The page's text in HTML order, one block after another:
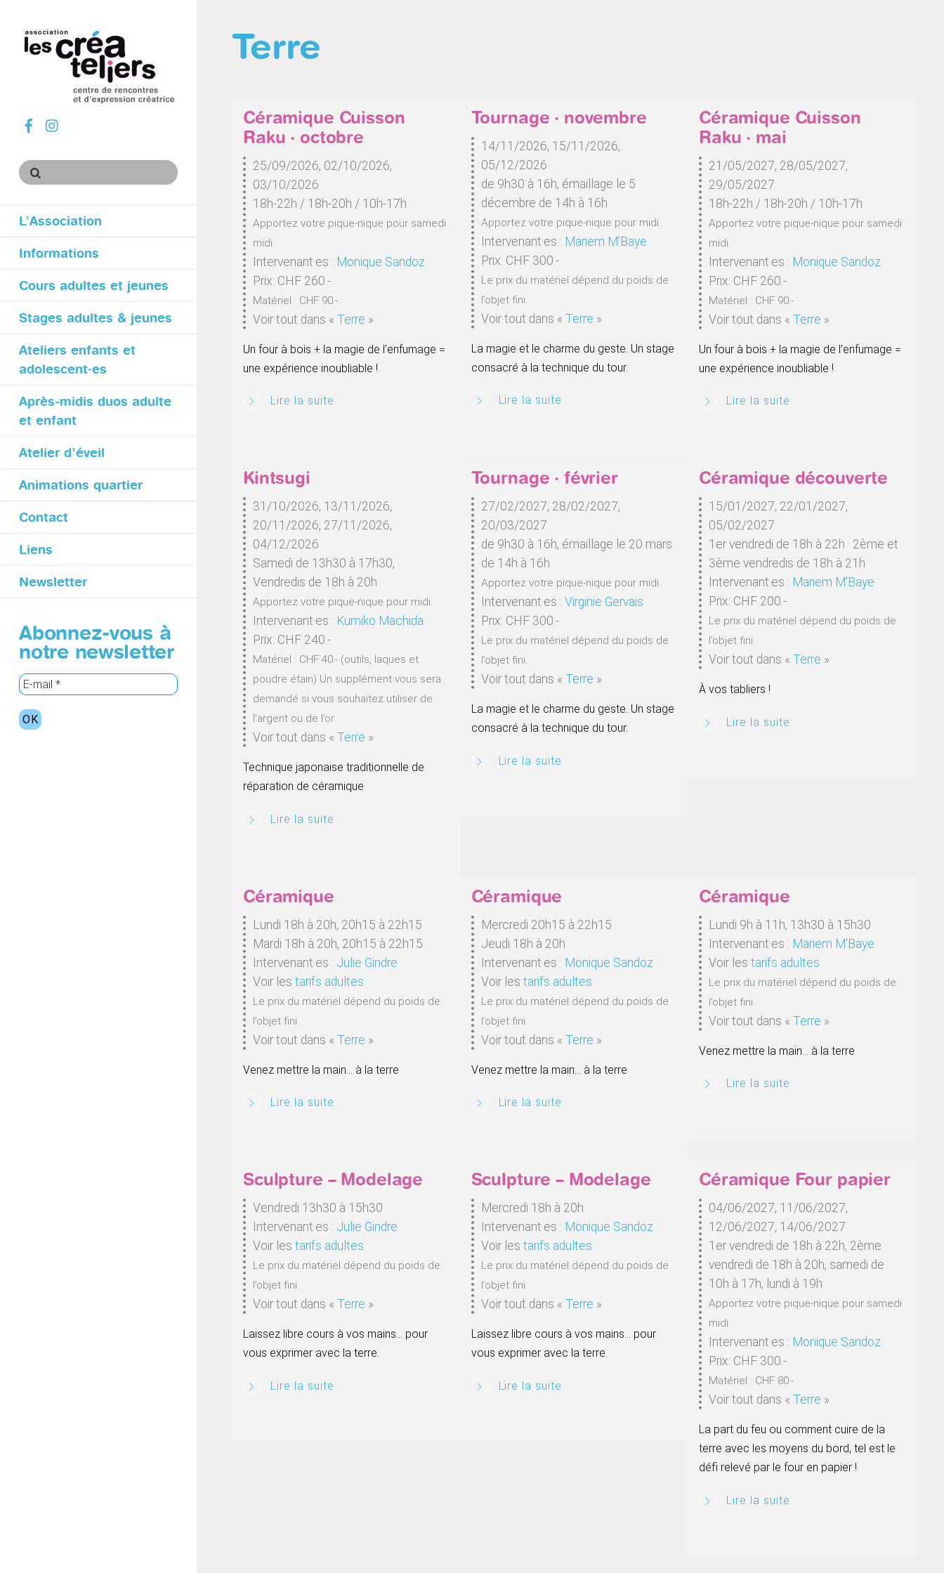
sur
facebook
L’Association
Informations
Cours adultes et jeunes
Stages adultes & jeunes
Ateliers enfants et
adolescent·es
Après-midis duos adulte
et enfant
Atelier d’éveil
Animations quartier
Contact
Liens
Newsletter
Abonnez-vous à
notre newsletter
Terre
Céramique Cuisson
Raku · octobre
25/09/2026, 02/10/2026,
03/10/2026
18h-22h / 18h-20h / 10h-17h
Apportez votre pique-nique pour samedi
midi.
Intervenant·es : Monique Sandoz
Prix: CHF 260.-
Matériel : CHF 90.-
Voir tout dans « Terre »
Un four à bois + la magie de l’enfumage =
une expérience inoubliable !
Lire la suite
Tournage · novembre
14/11/2026, 15/11/2026,
05/12/2026
de 9h30 à 16h, émaillage le 5
décembre de 14h à 16h
Apportez votre pique-nique pour midi.
Intervenant·es : Mariem M'Baye
Prix: CHF 300.-
Le prix du matériel dépend du poids de
l’objet fini.
Voir tout dans « Terre »
La magie et le charme du geste. Un stage
consacré à la technique du tour.
Lire la suite
Céramique Cuisson
Raku · mai
21/05/2027, 28/05/2027,
29/05/2027
18h-22h / 18h-20h / 10h-17h
Apportez votre pique-nique pour samedi
midi.
Intervenant·es : Monique Sandoz
Prix: CHF 260.-
Matériel : CHF 90.-
Voir tout dans «Terre »
Un four à bois + la magie de l’enfumage =
une expérience inoubliable !
Lire la suite
Kintsugi
31/10/2026, 13/11/2026,
20/11/2026, 27/11/2026,
04/12/2026
Samedi de 13h30 à 17h30,
Vendredis de 18h à 20h
Apportez votre pique-nique pour midi.
Intervenant·es : Kumiko Machida
Prix: CHF 240.-
Matériel : CHF 40.- (outils, laques et
poudre étain) Un supplément vous sera
demandé si vous souhaitez utiliser de
l’argent ou de l’or
Voir tout dans « Terre »
Technique japonaise traditionnelle de
réparation de céramique
Lire la suite
Tournage · février
27/02/2027, 28/02/2027,
20/03/2027
de 9h30 à 16h, émaillage le 20 mars
de 14h à 16h
Apportez votre pique-nique pour midi.
Intervenant·es : Virginie Gervais
Prix: CHF 300.-
Le prix du matériel dépend du poids de
l’objet fini.
Voir tout dans « Terre »
La magie et le charme du geste. Un stage
consacré à la technique du tour.
Lire la suite
Céramique découverte
15/01/2027, 22/01/2027,
05/02/2027
1er vendredi de 18h à 22h · 2ème et
3ème vendredis de 18h à 21h
Intervenant·es : Mariem M'Baye
Prix: CHF 200.-
Le prix du matériel dépend du poids de
l’objet fini.
Voir tout dans «Terre »
À vos tabliers !
Lire la suite
Céramique
Lundi 18h à 20h, 20h15 à 22h15
Mardi 18h à 20h, 20h15 à 22h15
Intervenant·es : Julie Gindre
Voir les tarifs adultes
Le prix du matériel dépend du poids de
l’objet fini.
Voir tout dans « Terre »
Venez mettre la main… à la terre
Lire la suite
Céramique
Mercredi 20h15 à 22h15
Jeudi 18h à 20h
Intervenant·es : Monique Sandoz
Voir les tarifs adultes
Le prix du matériel dépend du poids de
l’objet fini.
Voir tout dans « Terre »
Venez mettre la main… à la terre
Lire la suite
Céramique
Lundi 9h à 11h, 13h30 à 15h30
Intervenant·es : Mariem M'Baye
Voir lestarifs adultes
Le prix du matériel dépend du poids de
l’objet fini.
Voir tout dans «Terre »
Venez mettre la main… à la terre
Lire la suite
Sculpture – Modelage
Vendredi 13h30 à 15h30
Intervenant·es : Julie Gindre
Voir les tarifs adultes
Le prix du matériel dépend du poids de
l’objet fini.
Voir tout dans « Terre »
Laissez libre cours à vos mains… pour
vous exprimer avec la terre.
Lire la suite
Sculpture – Modelage
Mercredi 18h à 20h
Intervenant·es : Monique Sandoz
Voir les tarifs adultes
Le prix du matériel dépend du poids de
l’objet fini.
Voir tout dans « Terre »
Laissez libre cours à vos mains… pour
vous exprimer avec la terre.
Lire la suite
Céramique Four papier
04/06/2027, 11/06/2027,
12/06/2027, 14/06/2027
1er vendredi de 18h à 22h, 2ème
vendredi de 18h à 20h, samedi de
10h à 17h, lundi à 19h
Apportez votre pique-nique pour samedi
midi.
Intervenant·es : Monique Sandoz
Prix: CHF 300.-
Matériel : CHF 80.-
Voir tout dans «Terre »
La part du feu ou comment cuire de la
terre avec les moyens du bord, tel est le
défi relevé par le four en papier !
Lire la suite